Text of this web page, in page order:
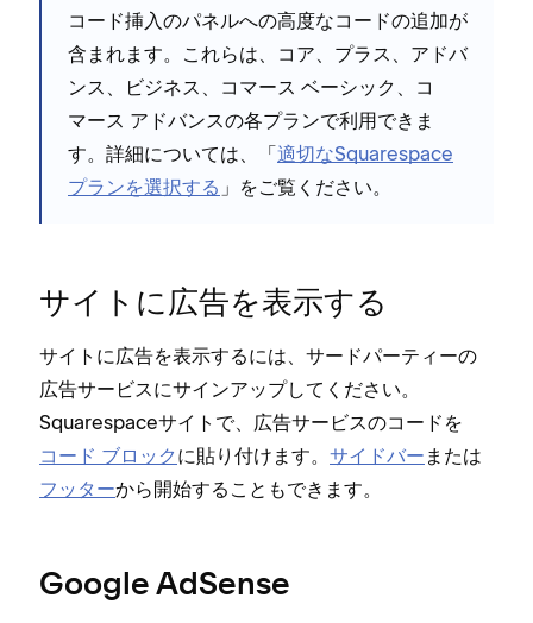
コ⁠ード挿入のパネルへの高度なコ⁠ードの追加が
含まれます⁠。これらは⁠、 コア⁠、プラス⁠、アドバ
ンス⁠、ビジネス⁠、コマ⁠ース ベ⁠ーシ⁠ック⁠、コ
マ⁠ース アドバンスの各プランで利用できま
す⁠。詳細については⁠、「⁠適切なSquarespace
プランを選択する ⁠」をご覧ください⁠。
サイトに広告を表示する
サイトに広告を表示するには⁠、サ⁠ードパ⁠ーテ⁠ィ⁠ーの
広告サ⁠ービスにサインア⁠ップしてください⁠。
Squarespaceサイトで⁠、広告サ⁠ービスのコ⁠ードを
コ⁠ード ブロ⁠ック に貼り付けます⁠。 サイドバ⁠ー または
フ⁠ッタ⁠ーから開始することもできます⁠。
Google AdSense